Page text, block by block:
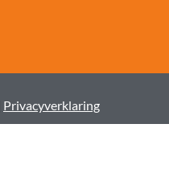
Privacyverklaring